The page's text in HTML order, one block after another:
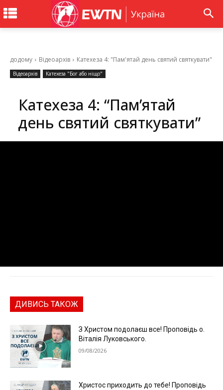
додому Відеоархів Катехеза 4: "Пам'ятай день святий святкувати"
Відеоархів Катехеза "Бог або ніщо"
Катехеза 4: “Пам’ятай
день святий святкувати”
ДИВИСЬ ТАКОЖ
З Христом подолаєш все! Проповідь о.
Віталія Луковського.
09/08/2026
Христос приходить до тебе! Проповідь